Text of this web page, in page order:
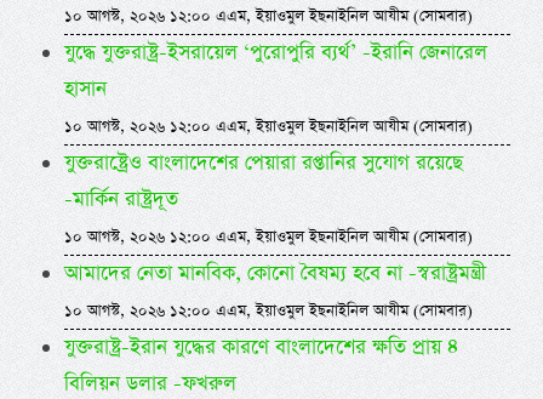
১০ আগস্ট, ২০২৬ ১২:০০ এএম, ইয়াওমুল ইছনাইনিল আযীম (সোমবার)
যুদ্ধে যুক্তরাষ্ট্র-ইসরায়েল ‘পুরোপুরি ব্যর্থ’ -ইরানি জেনারেল
হাসান
১০ আগস্ট, ২০২৬ ১২:০০ এএম, ইয়াওমুল ইছনাইনিল আযীম (সোমবার)
যুক্তরাষ্ট্রেও বাংলাদেশের পেয়ারা রপ্তানির সুযোগ রয়েছে
-মার্কিন রাষ্ট্রদূত
১০ আগস্ট, ২০২৬ ১২:০০ এএম, ইয়াওমুল ইছনাইনিল আযীম (সোমবার)
আমাদের নেতা মানবিক, কোনো বৈষম্য হবে না -স্বরাষ্ট্রমন্ত্রী
১০ আগস্ট, ২০২৬ ১২:০০ এএম, ইয়াওমুল ইছনাইনিল আযীম (সোমবার)
যুক্তরাষ্ট্র-ইরান যুদ্ধের কারণে বাংলাদেশের ক্ষতি প্রায় ৪
বিলিয়ন ডলার -ফখরুল